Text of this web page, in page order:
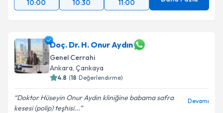
10:00 10:30 11:00
Doç. Dr. H. Onur Aydın
Genel Cerrahi
Ankara, Çankaya
4.8 (18 Değerlendirme)
Doktor Hüseyin Onur Aydın kliniğine babama safra
kesesi (polip) teşhisi...
Devamı